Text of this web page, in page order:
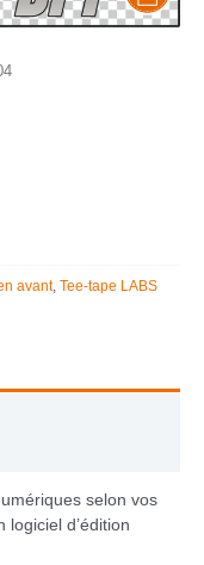
avant, Tee-tape LABS
selon vos
logiciel d’édition